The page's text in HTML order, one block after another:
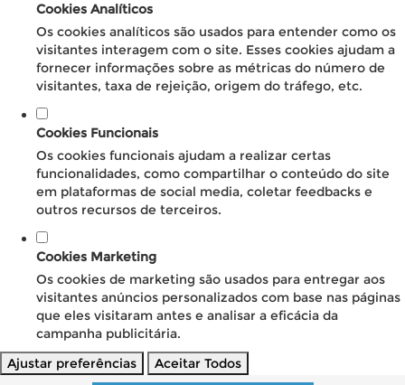
Cookies Analíticos
Os cookies analíticos são usados para entender como os
visitantes interagem com o site. Esses cookies ajudam a
fornecer informações sobre as métricas do número de
visitantes, taxa de rejeição, origem do tráfego, etc.
Cookies Funcionais
Os cookies funcionais ajudam a realizar certas
funcionalidades, como compartilhar o conteúdo do site
em plataformas de social media, coletar feedbacks e
outros recursos de terceiros.
Cookies Marketing
Os cookies de marketing são usados para entregar aos
visitantes anúncios personalizados com base nas páginas
que eles visitaram antes e analisar a eficácia da
campanha publicitária.
Ajustar preferências
Aceitar Todos